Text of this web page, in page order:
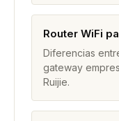
Router WiFi
Diferencias
gateway
Ruijie.